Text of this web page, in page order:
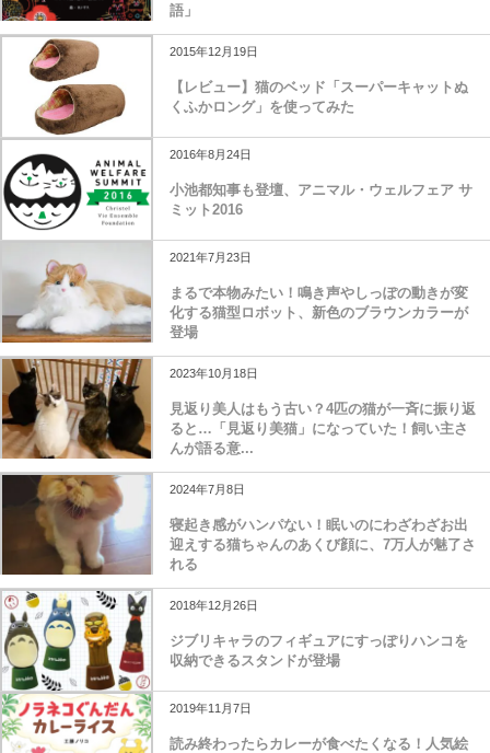
語」
2015年12月19日
【レビュー】猫のベッド「スーパーキャットぬ
くふかロング」を使ってみた
2016年8月24日
小池都知事も登壇、アニマル・ウェルフェア サ
ミット2016
2021年7月23日
まるで本物みたい！鳴き声やしっぽの動きが変
化する猫型ロボット、新色のブラウンカラーが
登場
2023年10月18日
見返り美人はもう古い？4匹の猫が一斉に振り返
ると…「見返り美猫」になっていた！飼い主さ
んが語る意...
2024年7月8日
寝起き感がハンパない！眠いのにわざわざお出
迎えする猫ちゃんのあくび顔に、7万人が魅了さ
れる
2018年12月26日
ジブリキャラのフィギュアにすっぽりハンコを
収納できるスタンドが登場
2019年11月7日
読み終わったらカレーが食べたくなる！人気絵